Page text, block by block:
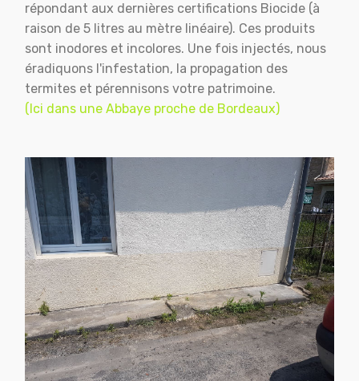
répondant aux dernières certifications Biocide (à
raison de 5 litres au mètre linéaire). Ces produits
sont inodores et incolores. Une fois injectés, nous
éradiquons l'infestation, la propagation des
termites et pérennisons votre patrimoine.
(Ici dans une Abbaye proche de Bordeaux)